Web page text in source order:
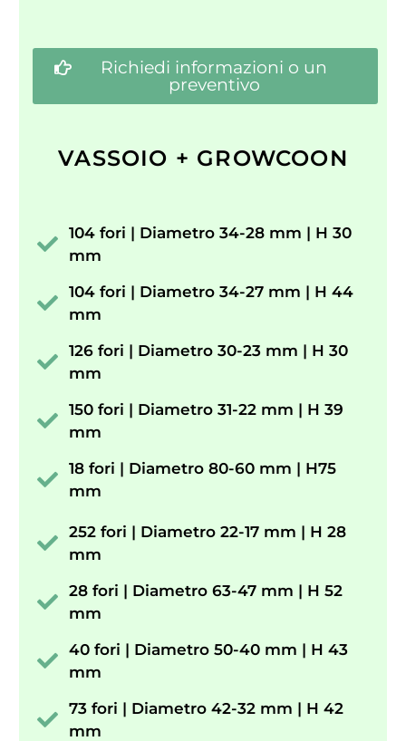
Richiedi informazioni o un
preventivo
VASSOIO + GROWCOON
104 fori | Diametro 34-28 mm | H 30
mm
104 fori | Diametro 34-27 mm | H 44
mm
126 fori | Diametro 30-23 mm | H 30
mm
150 fori | Diametro 31-22 mm | H 39
mm
18 fori | Diametro 80-60 mm | H75
mm
252 fori | Diametro 22-17 mm | H 28
mm
28 fori | Diametro 63-47 mm | H 52
mm
40 fori | Diametro 50-40 mm | H 43
mm
73 fori | Diametro 42-32 mm | H 42
mm